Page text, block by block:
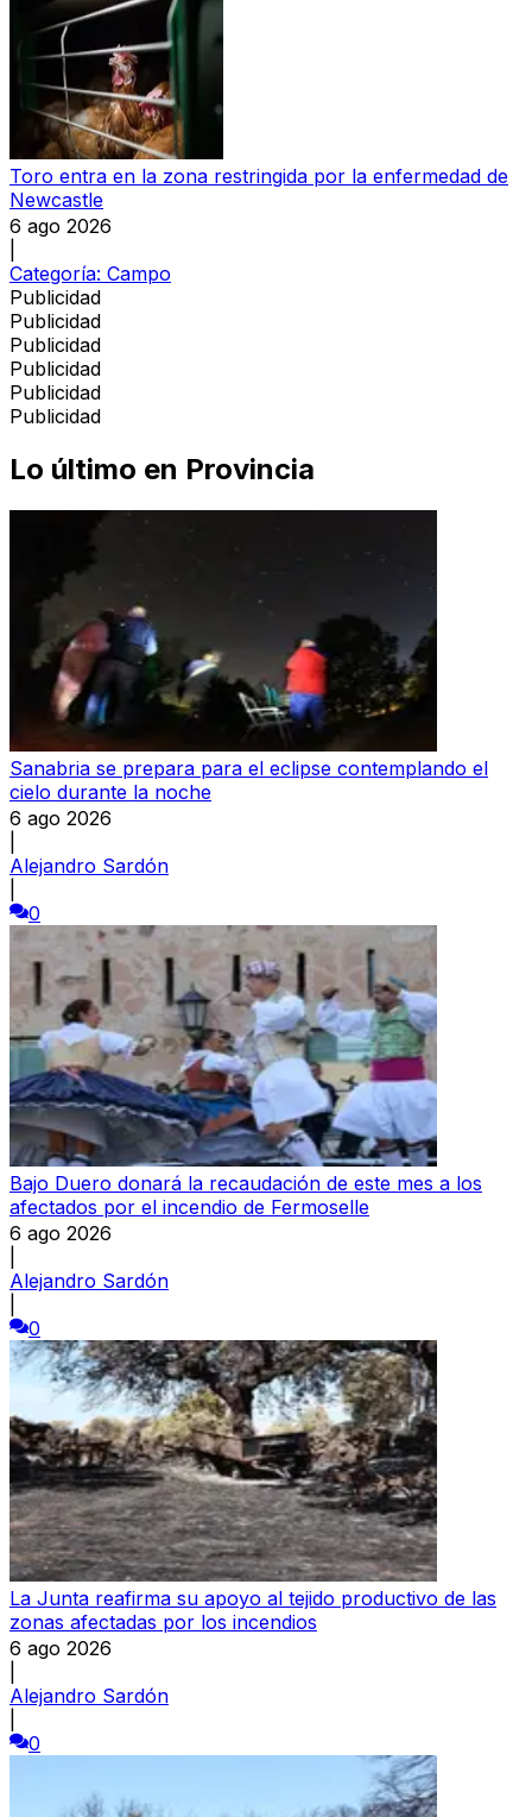
Toro entra en la zona restringida por la enfermedad de
Newcastle
6 ago 2026
Categoría: Campo
Publicidad
Publicidad
Publicidad
Publicidad
Publicidad
Publicidad
Lo último en Provincia
Sanabria se prepara para el eclipse contemplando el
cielo durante la noche
6 ago 2026
Alejandro Sardón
0
Bajo Duero donará la recaudación de este mes a los
afectados por el incendio de Fermoselle
6 ago 2026
Alejandro Sardón
0
La Junta reafirma su apoyo al tejido productivo de las
zonas afectadas por los incendios
6 ago 2026
Alejandro Sardón
0